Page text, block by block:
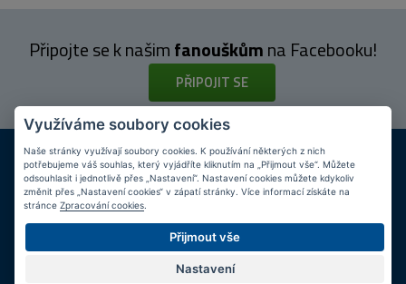
Připojte se k našimfanouškůmna Facebooku!
PŘIPOJIT SE
DOPRAVA ZDARMA
Při nákupu nad 2 000 Kč
KAMENNÉ PRODEJNY
Jsme na trhu více než 10 let
Tipyk nákupu
Napište nám svůj e-mail a my vás budeme informovatmax.
o zajímavých nabídkách!
Využíváme soubory cookies
Naše stránky využívají soubory cookies. K používání některých z nich
potřebujeme váš souhlas, který vyjádříte kliknutím na „Přijmout vše“. Můžete
odsouhlasit i jednotlivě přes „Nastavení“. Nastavení cookies můžete kdykoliv
změnit přes „Nastavení cookies“ v zápatí stránky. Více informací získáte na
stránce Zpracování cookies
Přijmout vše
Nastavení